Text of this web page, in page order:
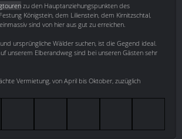
zu den Hauptanziehungspunkten des
Königstein, dem Lilienstein, dem Kirnitzschtal,
sind von hier aus gut zu erreichen.
ursprüngliche Wälder suchen, ist die Gegend ideal.
unserem Elberandweg sind bei unseren Gästen sehr
Vermietung, von April bis Oktober, zuzüglich